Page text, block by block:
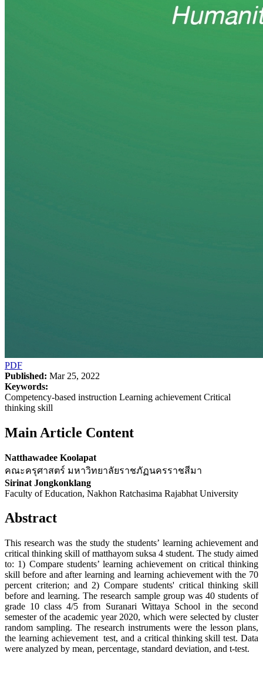
PDF
Published: Mar 25, 2022
Keywords:
Competency-based instruction Learning achievement Critical
thinking skill
Main Article Content
Natthawadee Koolapat
คณะครุศาสตร์ มหาวิทยาลัยราชภัฏนครราชสีมา
Sirinat Jongkonklang
Faculty of Education, Nakhon Ratchasima Rajabhat University
Abstract
This research was the study the students’ learning achievement and
critical thinking skill of matthayom suksa 4 student. The study aimed
to: 1) Compare students’ learning achievement on critical thinking
skill before and after learning and learning achievement with the 70
percent criterion; and 2) Compare students' critical thinking skill
before and learning. The research sample group was 40 students of
grade 10 class 4/5 from Suranari Wittaya School in the second
semester of the academic year 2020, which were selected by cluster
random sampling. The research instruments were the lesson plans,
the learning achievement test, and a critical thinking skill test. Data
were analyzed by mean, percentage, standard deviation, and t-test.